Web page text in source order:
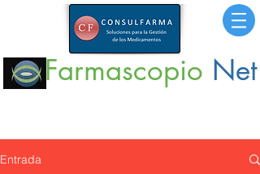
Farmascopio Net
Entrada